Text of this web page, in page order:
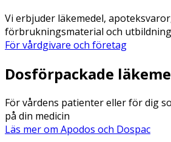
Vi erbjuder läkemedel,
förbrukningsmaterial och
För vårdgivare och företag
Dosförpackade
För vårdens patienter eller för dig
på din medicin
Läs mer om Apodos och Dospac